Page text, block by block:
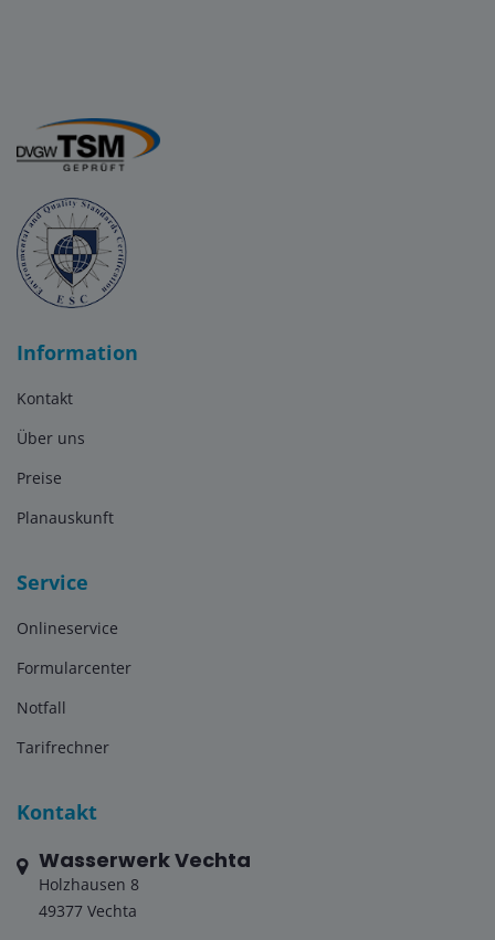
Information
Kontakt
Über uns
Preise
Planauskunft
Service
Onlineservice
Formularcenter
Notfall
Tarifrechner
Kontakt
Wasserwerk Vechta
Holzhausen 8
49377 Vechta